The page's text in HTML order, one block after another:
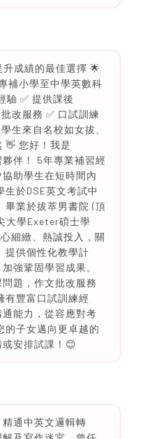
成績的最佳選擇 🌟
補小學至中學英數科
驗 ✅ 提供課後
改服務 ✅ 口試訓練
生來自名校如女拔、
👋 您好！我是
伴！ 5年專業補習經
助學生在短時間內
於DSE英文考試中
畢業於拔萃男書院 (頂
大學Exeter碩士學
細緻、熱誠投入，關
提供個性化教學計
強鞏固學習成果。
題，作文批改服務
有豐富口試訓練經
能力，從容應對考
的子女邁向更卓越的
安排試課！😊
通中英文邏輯轉